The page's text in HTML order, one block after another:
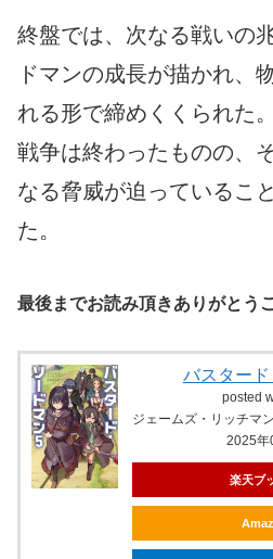
終盤では、次なる戦いの
ドマンの成長が描かれ、
れる形で締めくくられた。
戦争は終わったものの、
なる脅威が迫っているこ
た。
最後までお読み頂きありがとう
バスター
posted
ジェームズ・リッチマ
2025年
楽天ブ